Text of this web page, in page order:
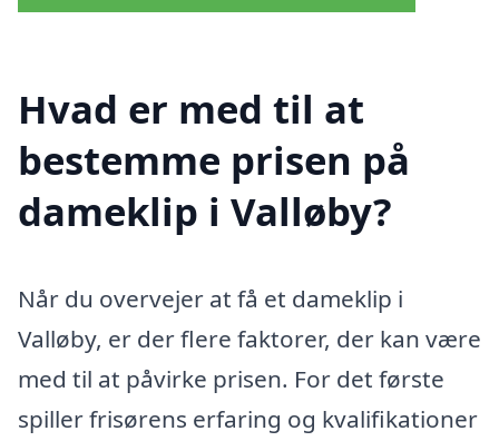
Hvad er med til at
bestemme prisen på
dameklip i Valløby?
Når du overvejer at få et dameklip i
Valløby, er der flere faktorer, der kan være
med til at påvirke prisen. For det første
spiller frisørens erfaring og kvalifikationer